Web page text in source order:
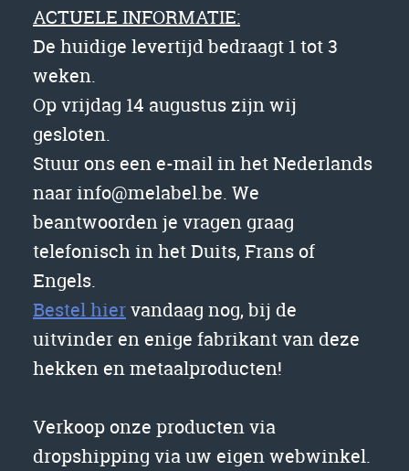
ACTUELE INFORMATIE:
De huidige levertijd bedraagt 1 tot 3
weken.
Op vrijdag 14 augustus zijn wij
gesloten.
Stuur ons een e-mail in het Nederlands
naar info@melabel.be. We
beantwoorden je vragen graag
telefonisch in het Duits, Frans of
Engels.
Bestel hiervandaag nog, bij de
uitvinder en enige fabrikant van deze
hekken en metaalproducten!
Verkoop onze producten via
dropshipping via uw eigen webwinkel.